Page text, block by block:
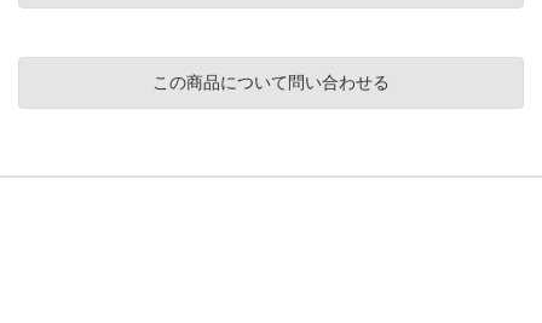
この商品について問い合わせる